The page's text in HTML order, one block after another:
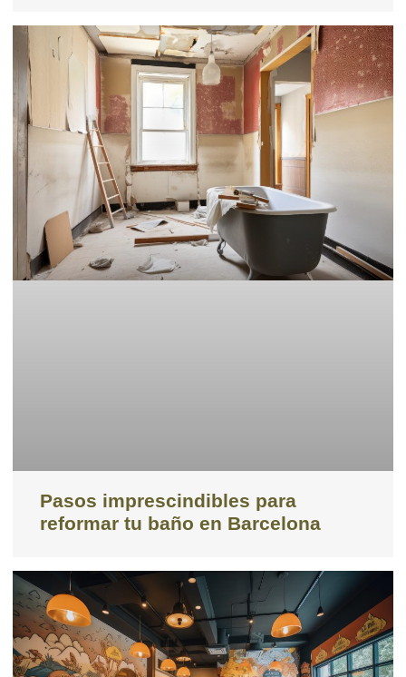
Pasos imprescindibles para
reformar tu baño en Barcelona